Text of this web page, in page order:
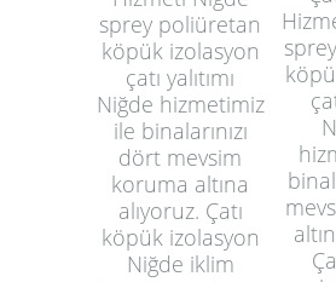
sprey poliüretan
köpük izolasyon
çatı yalıtımı
Niğde hizmetimiz
ile binalarınızı
dört mevsim
koruma altına
alıyoruz. Çatı
köpük izolasyon
Niğde iklim